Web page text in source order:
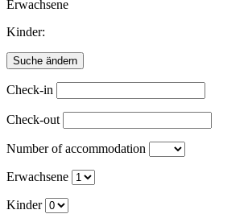
Erwachsene
Kinder:
Check-in
Check-out
Number of accommodation
Erwachsene
Kinder